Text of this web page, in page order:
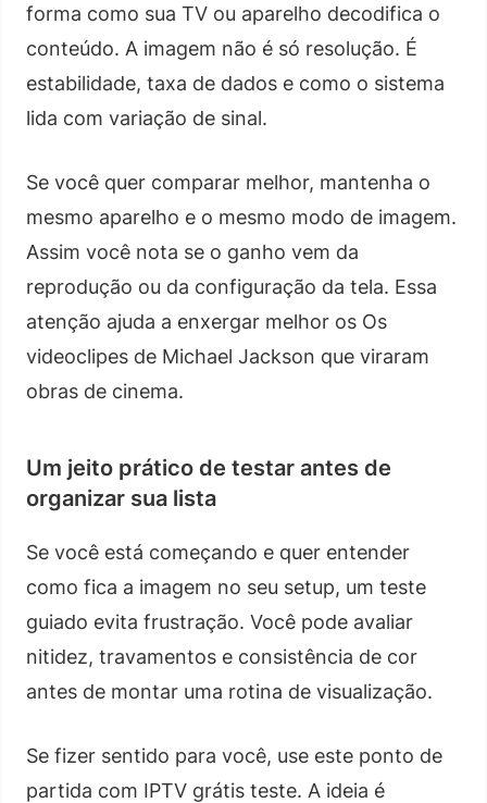
forma como sua TV ou aparelho decodifica o
conteúdo. A imagem não é só resolução. É
estabilidade, taxa de dados e como o sistema
lida com variação de sinal.
Se você quer comparar melhor, mantenha o
mesmo aparelho e o mesmo modo de imagem.
Assim você nota se o ganho vem da
reprodução ou da configuração da tela. Essa
atenção ajuda a enxergar melhor os Os
videoclipes de Michael Jackson que viraram
obras de cinema.
Um jeito prático de testar antes de
organizar sua lista
Se você está começando e quer entender
como fica a imagem no seu setup, um teste
guiado evita frustração. Você pode avaliar
nitidez, travamentos e consistência de cor
antes de montar uma rotina de visualização.
Se fizer sentido para você, use este ponto de
partida com IPTV grátis teste. A ideia é